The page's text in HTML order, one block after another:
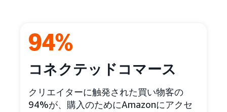
94%
コネクテッドコマース
クリエイターに触発された買い物客の
94%が、購入のためにAmazonにアクセ